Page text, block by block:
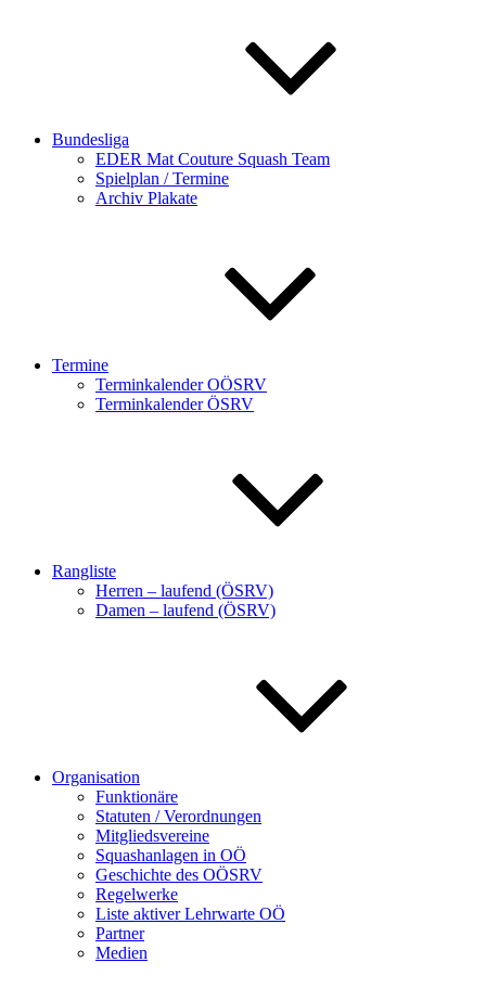
Bundesliga
EDER Mat Couture Squash Team
Spielplan / Termine
Archiv Plakate
Termine
Terminkalender OÖSRV
Terminkalender ÖSRV
Rangliste
Herren – laufend (ÖSRV)
Damen – laufend (ÖSRV)
Organisation
Funktionäre
Statuten / Verordnungen
Mitgliedsvereine
Squashanlagen in OÖ
Geschichte des OÖSRV
Regelwerke
Liste aktiver Lehrwarte OÖ
Partner
Medien